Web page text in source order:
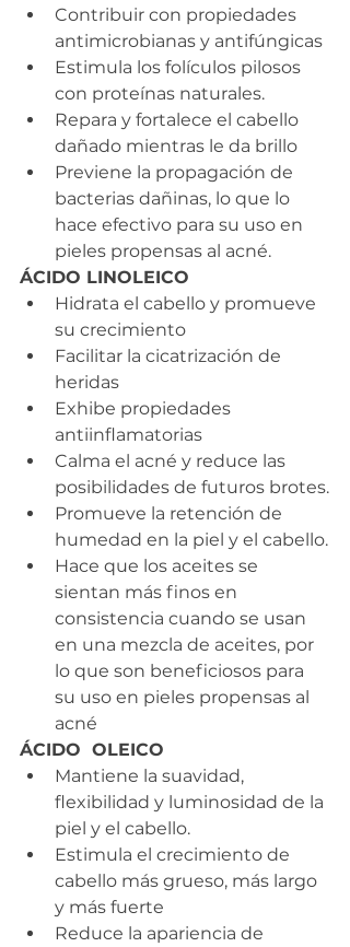
Contribuir con propiedades
antimicrobianas y antifúngicas
Estimula los folículos pilosos
con proteínas naturales.
Repara y fortalece el cabello
dañado mientras le da brillo
Previene la propagación de
bacterias dañinas, lo que lo
hace efectivo para su uso en
pieles propensas al acné.
ÁCIDO LINOLEICO
Hidrata el cabello y promueve
su crecimiento
Facilitar la cicatrización de
heridas
Exhibe propiedades
antiinflamatorias
Calma el acné y reduce las
posibilidades de futuros brotes.
Promueve la retención de
humedad en la piel y el cabello.
Hace que los aceites se
sientan más finos en
consistencia cuando se usan
en una mezcla de aceites, por
lo que son beneficiosos para
su uso en pieles propensas al
acné
ÁCIDO  OLEICO
Mantiene la suavidad,
flexibilidad y luminosidad de la
piel y el cabello.
Estimula el crecimiento de
cabello más grueso, más largo
y más fuerte
Reduce la apariencia de